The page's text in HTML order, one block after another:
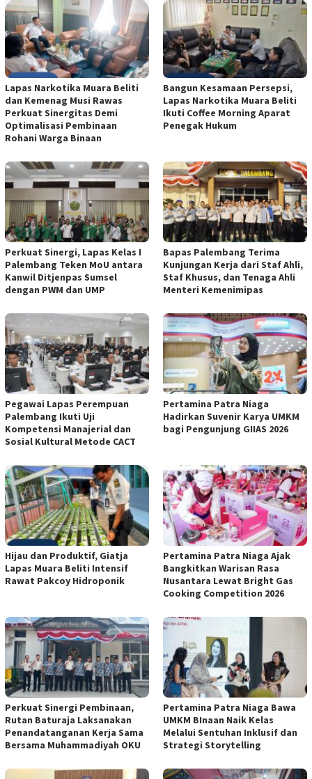
Lapas Narkotika Muara Beliti
dan Kemenag Musi Rawas
Perkuat Sinergitas Demi
Optimalisasi Pembinaan
Rohani Warga Binaan
Bangun Kesamaan Persepsi,
Lapas Narkotika Muara Beliti
Ikuti Coffee Morning Aparat
Penegak Hukum
Perkuat Sinergi, Lapas Kelas I
Palembang Teken MoU antara
Kanwil Ditjenpas Sumsel
dengan PWM dan UMP
Bapas Palembang Terima
Kunjungan Kerja dari Staf Ahli,
Staf Khusus, dan Tenaga Ahli
Menteri Kemenimipas
Pegawai Lapas Perempuan
Palembang Ikuti Uji
Kompetensi Manajerial dan
Sosial Kultural Metode CACT
Pertamina Patra Niaga
Hadirkan Suvenir Karya UMKM
bagi Pengunjung GIIAS 2026
Hijau dan Produktif, Giatja
Lapas Muara Beliti Intensif
Rawat Pakcoy Hidroponik
Pertamina Patra Niaga Ajak
Bangkitkan Warisan Rasa
Nusantara Lewat Bright Gas
Cooking Competition 2026
Perkuat Sinergi Pembinaan,
Rutan Baturaja Laksanakan
Penandatanganan Kerja Sama
Bersama Muhammadiyah OKU
Pertamina Patra Niaga Bawa
UMKM BInaan Naik Kelas
Melalui Sentuhan Inklusif dan
Strategi Storytelling